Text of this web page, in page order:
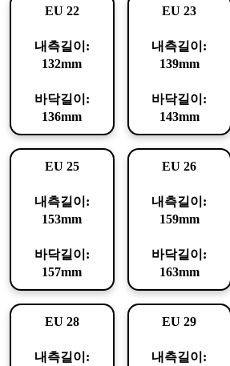
EU 22
내측길이:
132mm
바닥길이:
136mm
EU 23
내측길이:
139mm
바닥길이:
143mm
EU 25
내측길이:
153mm
바닥길이:
157mm
EU 26
내측길이:
159mm
바닥길이:
163mm
EU 28
내측길이:
EU 29
내측길이: